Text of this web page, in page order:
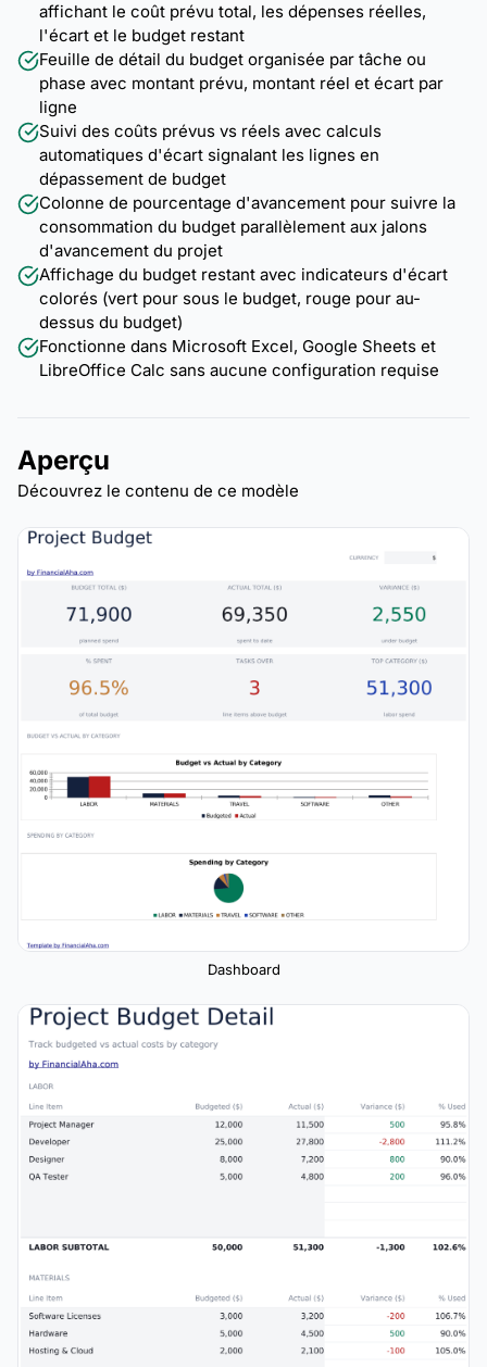
affichant le coût prévu total, les dépenses réelles,
l'écart et le budget restant
Feuille de détail du budget organisée par tâche ou
phase avec montant prévu, montant réel et écart par
ligne
Suivi des coûts prévus vs réels avec calculs
automatiques d'écart signalant les lignes en
dépassement de budget
Colonne de pourcentage d'avancement pour suivre la
consommation du budget parallèlement aux jalons
d'avancement du projet
Affichage du budget restant avec indicateurs d'écart
colorés (vert pour sous le budget, rouge pour au-
dessus du budget)
Fonctionne dans Microsoft Excel, Google Sheets et
LibreOffice Calc sans aucune configuration requise
Aperçu
Découvrez le contenu de ce modèle
Dashboard